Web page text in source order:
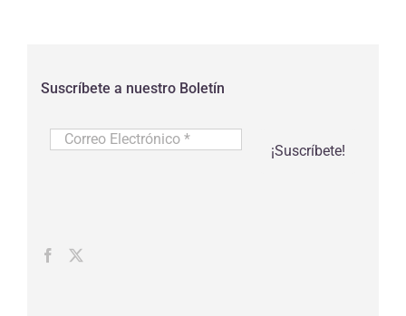
Suscríbete a nuestro Boletín
Correo